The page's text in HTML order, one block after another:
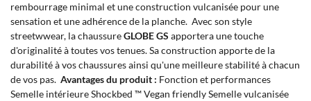
rembourrage minimal et une construction vulcanisée pour une
sensation et une adhérence de la planche. Avec son style
streetwwear, la chaussureGLOBE GS apportera une touche
d'originalité à toutes vos tenues. Sa construction apporte de la
durabilité à vos chaussures ainsi qu'une meilleure stabilité à chacun
de vos pas. Avantages du produit : Fonction et performances
Semelle intérieure Shockbed ™ Vegan friendly Semelle vulcanisée